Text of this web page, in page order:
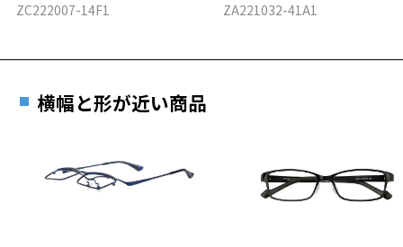
ZC222007-14F1 ZA221032-41A1
横幅と形が近い商品